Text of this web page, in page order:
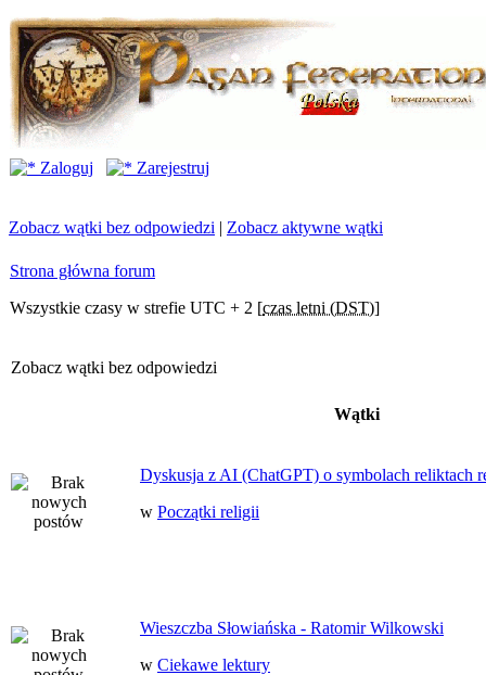
Zaloguj Zarejestruj
Zobacz wątki bez odpowiedzi | Zobacz aktywne wątki
Strona główna forum
Wszystkie czasy w strefie UTC + 2 [czas letni (DST)]
Zobacz wątki bez odpowiedzi
Wątki
Dyskusja z AI (ChatGPT) o symbolach reliktach
w Początki religii
Wieszczba Słowiańska - Ratomir Wilkowski
w Ciekawe lektury